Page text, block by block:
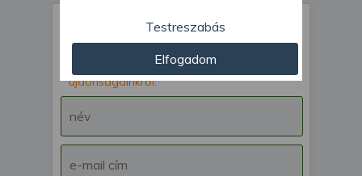
IRATKOZZ FEL hírlevelünkre!
Értesülj akcióinkról,
újdonságainkról.
személyre szabott hirdetések és
tartalom nyújtásához, hirdetés- és
tartalomméréshez, nézettségi adatok
gyűjtéséhez, valamint termékek
kifejlesztéséhez és a termékek
javításához. Az Ön engedélyével mi és a
módszerrel szerzett pontos geolokációs
adatokat és azonosítási információkat
Testreszabás
Elfogadom